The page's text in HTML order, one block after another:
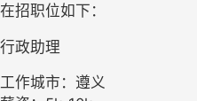
在招职位如下：
行政助理
工作城市：遵义